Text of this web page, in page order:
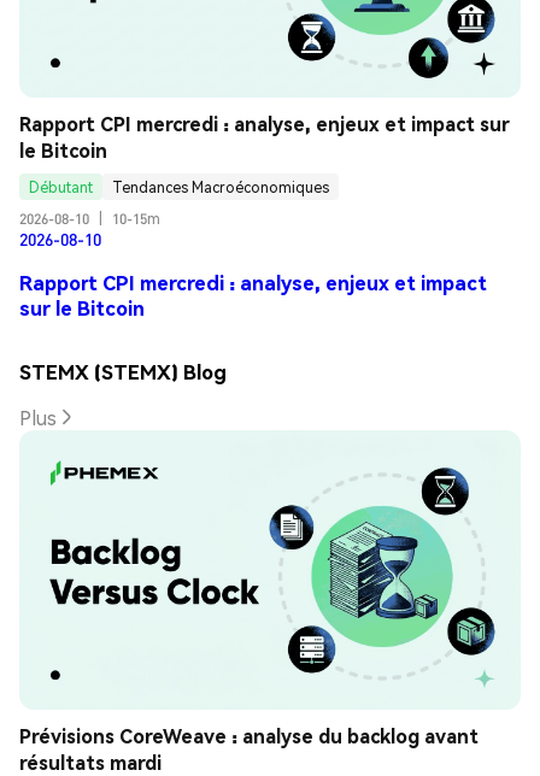
Rapport CPI mercredi : analyse, enjeux et impact sur
le Bitcoin
Débutant
Tendances Macroéconomiques
2026-08-10
10-15m
2026-08-10
Rapport CPI mercredi : analyse, enjeux et impact
sur le Bitcoin
STEMX (STEMX) Blog
Plus
Prévisions CoreWeave : analyse du backlog avant
résultats mardi